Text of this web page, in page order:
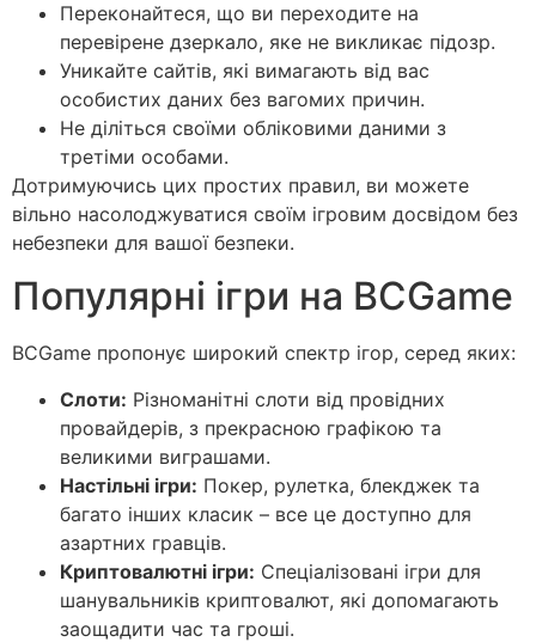
Переконайтеся, що ви переходите на
перевірене дзеркало, яке не викликає підозр.
Уникайте сайтів, які вимагають від вас
особистих даних без вагомих причин.
Не діліться своїми обліковими даними з
третіми особами.
Дотримуючись цих простих правил, ви можете
вільно насолоджуватися своїм ігровим досвідом без
небезпеки для вашої безпеки.
Популярні ігри на BCGame
BCGame пропонує широкий спектр ігор, серед яких:
Слоти: Різноманітні слоти від провідних
провайдерів, з прекрасною графікою та
великими виграшами.
Настільні ігри: Покер, рулетка, блекджек та
багато інших класик – все це доступно для
азартних гравців.
Криптовалютні ігри: Спеціалізовані ігри для
шанувальників криптовалют, які допомагають
заощадити час та гроші.